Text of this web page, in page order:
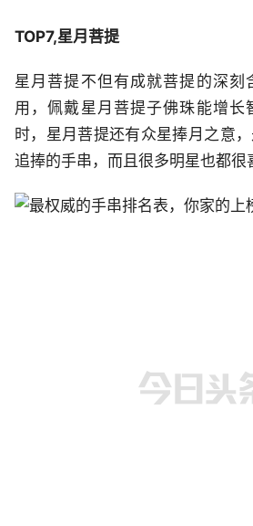
TOP7,星月菩提
星月菩提不但有成就菩提的深刻
用，佩戴星月菩提子佛珠能增长
时，星月菩提还有众星捧月之意
追捧的手串，而且很多明星也都很